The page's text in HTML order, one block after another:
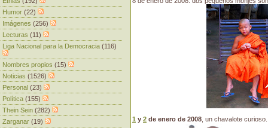
1 y 2 de enero de 2008 , un chavalote curioso.
Humor (22)
Imágenes (256)
Lecturas (11)
Liga Nacional para la Democracia (116)
Nombres propios (15)
Noticias (1526)
Personal (23)
Política (155)
Thein Sein (282)
Zarganar (19)